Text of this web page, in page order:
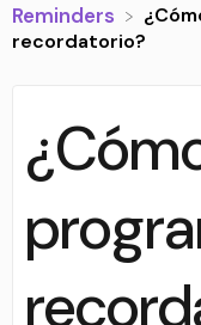
​Reminders
recordatorio?